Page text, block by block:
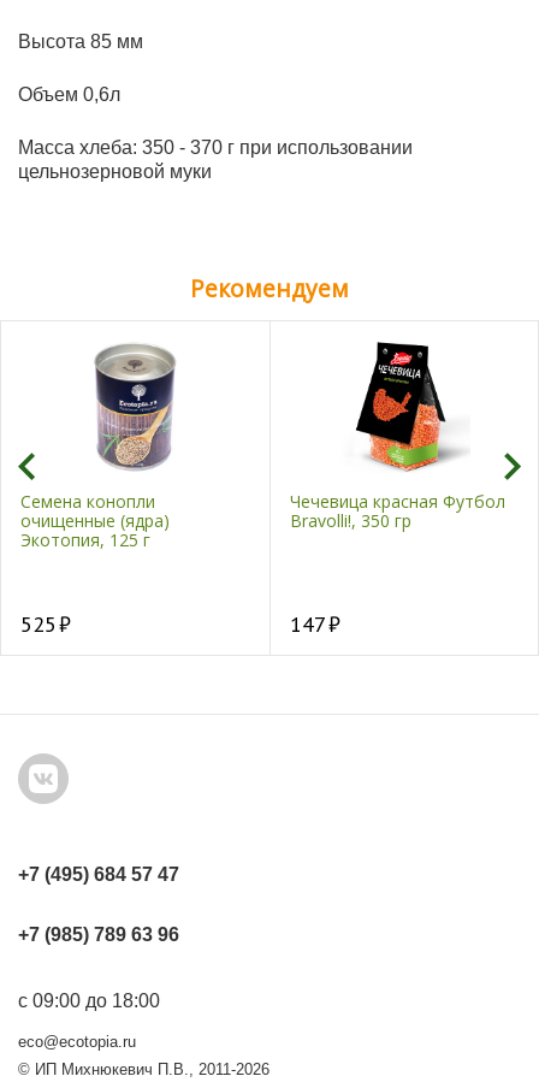
Высота 85 мм
Объем 0,6л
Масса хлеба: 350 - 370 г при использовании
цельнозерновой муки
Рекомендуем
Семена конопли
очищенные (ядра)
Экотопия, 125 г
525
Чечевица красная Футбол
Bravolli!, 350 гр
147
+7 (495) 684 57 47
+7 (985) 789 63 96
с 09:00 до 18:00
eco@ecotopia.ru
© ИП Михнюкевич П.В., 2011-2026